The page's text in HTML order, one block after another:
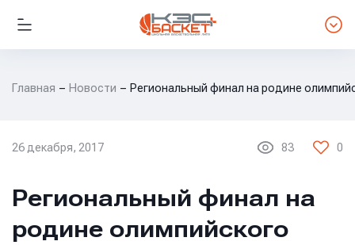
Главная Новости Региональный финал на родине
НОВОСТИ ЛИГИ
26 декабря, 2017 83 0
Региональный финал на
родине олимпийского